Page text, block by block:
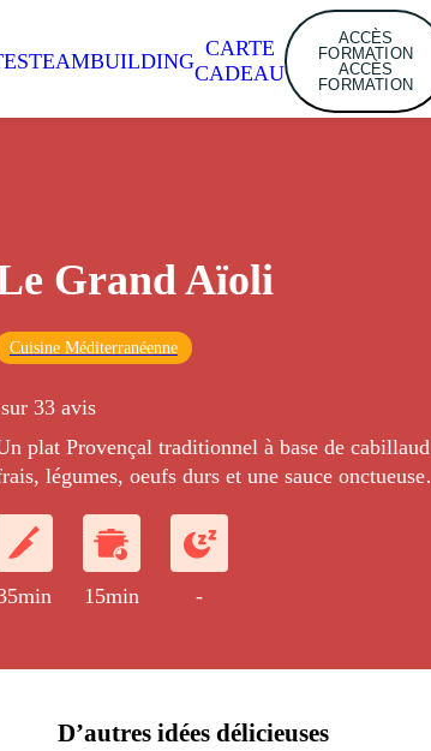
TEAMBUILDING
CARTE
CADEAU
ACCÈS
FORMATION
ACCÈS
FORMATION
Grand Aïoli
Cuisine Méditerranéenne
sur 33 avis
plat Provençal traditionnel à base de cabillaud
légumes, oeufs durs et une sauce onctueuse
15min -
D’autres idées délicieuses